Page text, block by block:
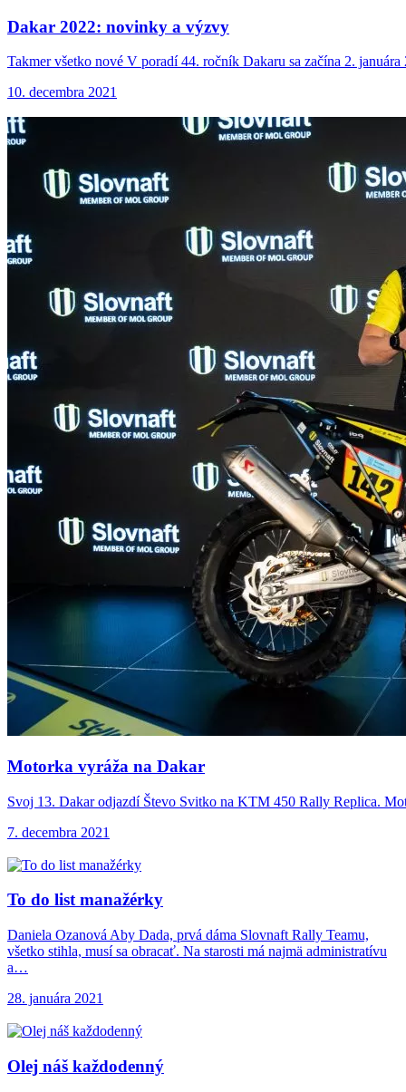
Dakar 2022: novinky a výzvy
Takmer všetko nové V poradí 44. ročník Dakaru sa začína 2.
10. decembra 2021
Motorka vyráža na Dakar
Svoj 13. Dakar odjazdí Števo Svitko na KTM 450 Rally Replica.
7. decembra 2021
To do listmanažérky
Daniela Ozanová Aby Dada, prvá dáma Slovnaft Rally Teamu,
všetko stihla, musí sa obracať. Na starosti má najmä administratívu
a…
28. januára 2021
Olej náš každodenný